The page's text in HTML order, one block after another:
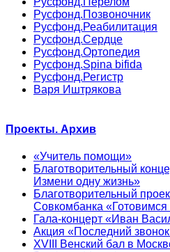
Русфонд.Позвоночник
Русфонд.Реабилитация
Русфонд.Сердце
Русфонд.Ортопедия
Русфонд.Spina bifida
Русфонд.Регистр
Варя Иштрякова
Проекты. Архив
«Учитель помощи»
Благотворительный
Измени одну жизнь»
Благотворительный
Совкомбанка
Гала-концерт «Иван
Акция «Последний
XVIII Венский бал в